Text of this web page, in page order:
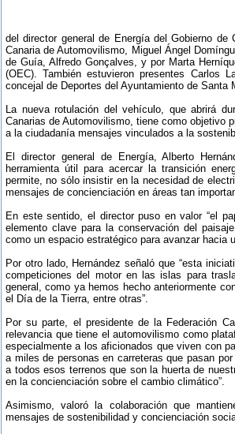
del director general de Energía del Gobierno de
Canaria de Automovilismo, Miguel Ángel
de Guía, Alfredo Gonçalves, y por Marta
(OEC). También estuvieron presentes Carlos
concejal de Deportes del Ayuntamiento de Santa
La nueva rotulación del vehículo, que abrirá
Canarias de Automovilismo, tiene como objetivo
a la ciudadanía mensajes vinculados a la
El director general de Energía, Alberto
herramienta útil para acercar la transición
permite, no sólo insistir en la necesidad de
mensajes de concienciación en áreas tan
En este sentido, el director puso en valor “el
elemento clave para la conservación del
como un espacio estratégico para avanzar hacia
Por otro lado, Hernández señaló que “esta
competiciones del motor en las islas para
general, como ya hemos hecho anteriormente
el Día de la Tierra, entre otras”.
Por su parte, el presidente de la Federación
relevancia que tiene el automovilismo como
especialmente a los aficionados que viven con
a miles de personas en carreteras que pasan
a todos esos terrenos que son la huerta de
en la concienciación sobre el cambio climático”.
Asimismo, valoró la colaboración que
mensajes de sostenibilidad y concienciación